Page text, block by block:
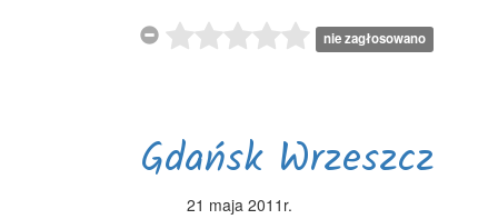
nie zagłosowano
Gdańsk Wrzeszcz
21 maja 2011r.